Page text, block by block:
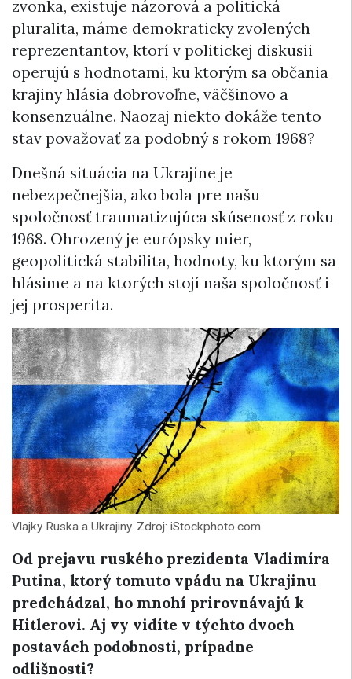
zvonka, existuje názorová a politická
pluralita, máme demokraticky zvolených
reprezentantov, ktorí v politickej diskusii
operujú s hodnotami, ku ktorým sa občania
krajiny hlásia dobrovoľne, väčšinovo a
konsenzuálne. Naozaj niekto dokáže tento
stav považovať za podobný s rokom 1968?
Dnešná situácia na Ukrajine je
nebezpečnejšia, ako bola pre našu
spoločnosť traumatizujúca skúsenosť z roku
1968. Ohrozený je európsky mier,
geopolitická stabilita, hodnoty, ku ktorým sa
hlásime a na ktorých stojí naša spoločnosť i
jej prosperita.
Vlajky Ruska a Ukrajiny. Zdroj: iStockphoto.com
Od prejavu ruského prezidenta Vladimíra
Putina, ktorý tomuto vpádu na Ukrajinu
predchádzal, ho mnohí prirovnávajú k
Hitlerovi. Aj vy vidíte v týchto dvoch
postavách podobnosti, prípadne
odlišnosti?